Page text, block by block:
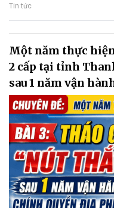
Tin tức
Một năm thực
2 cấp tại tỉnh
sau 1 năm vận